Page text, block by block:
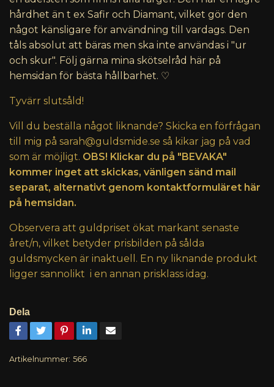
hårdhet än t ex Safir och Diamant, vilket gör den
något känsligare för användning till vardags. Den
tåls absolut att bäras men ska inte användas i "ur
och skur". Följ gärna mina skötselråd här på
hemsidan för bästa hållbarhet. ♡
Tyvärr slutsåld!
Vill du beställa något liknande? Skicka en förfrågan
till mig på sarah@guldsmide.se så kikar jag på vad
som är möjligt. OBS! Klickar du på "BEVAKA"
kommer inget att skickas, vänligen sänd mail
separat, alternativt genom kontaktformuläret här
på hemsidan.
Observera att guldpriset ökat markant senaste
året/n, vilket betyder prisbilden på sålda
guldsmycken är inaktuell. En ny liknande produkt
ligger sannolikt i en annan prisklass idag.
Dela
Artikelnummer: 566